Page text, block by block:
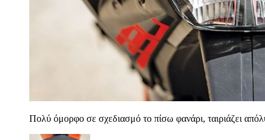
Πολύ όμορφο σε σχεδιασμό το πίσω φανάρι, ταιριάζει